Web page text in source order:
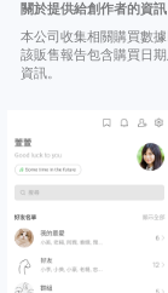
關於提供給創作者的資訊
本公司收集相關購買數
該販售報告包含購買日
資訊。